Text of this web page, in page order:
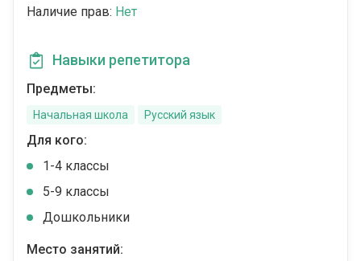
Наличие прав: Нет
Навыки репетитора
Предметы:
Начальная школа Русский язык
Для кого:
1-4 классы
5-9 классы
Дошкольники
Место занятий: